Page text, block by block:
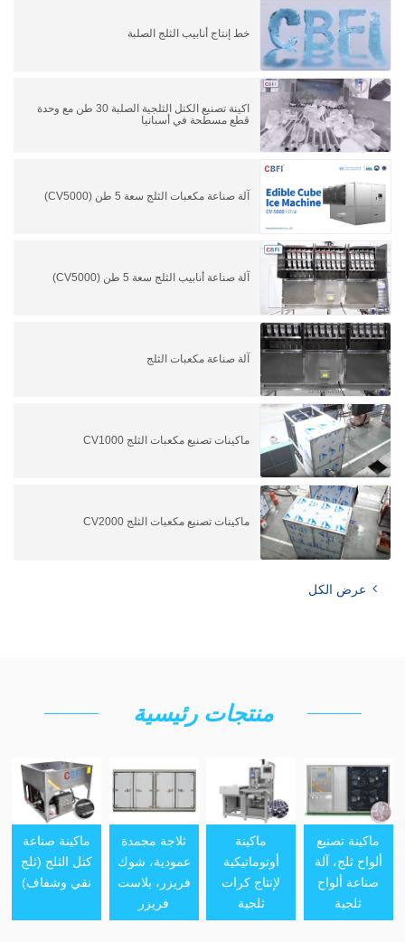
خط إنتاج أنابيب الثلج الصلبة
اكينة تصنيع الكتل الثلجية الصلبة 30 طن مع وحدة
قطع مسطحة في أسبانيا
آلة صناعة مكعبات الثلج سعة 5 طن (CV5000)
آلة صناعة أنابيب الثلج سعة 5 طن (CV5000)
آلة صناعة مكعبات الثلج
ماكينات تصنيع مكعبات الثلج CV1000
ماكينات تصنيع مكعبات الثلج CV2000
عرض الكل
منتجات رئيسية
ماكينة تصنيع
ألواح ثلج، آلة
صناعة ألواح
ثلجية
ماكينة
أوتوماتيكية
لإنتاج كرات
ثلجية
ثلاجة مجمدة
عمودية، شوك
فريزر، بلاست
فريزر
ماكينة صناعة
كتل الثلج (ثلج
نقي وشفاف)